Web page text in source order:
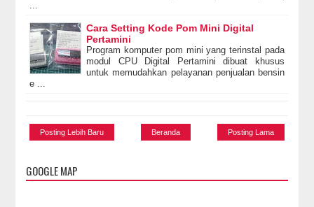
Cara Setting Kode Pom Mini Digital
Pertamini
Program komputer pom mini yang terinstal pada
modul CPU Digital Pertamini dibuat khusus
untuk memudahkan pelayanan penjualan bensin
e ...
Posting Lebih Baru Posting Lama
Beranda
GOOGLE MAP